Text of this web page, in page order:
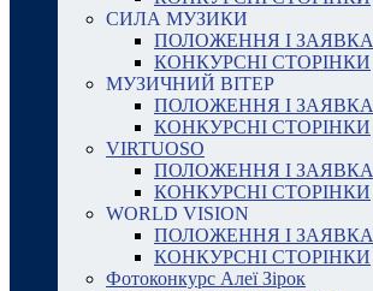
СИЛА МУЗИКИ
ПОЛОЖЕННЯ І ЗАЯВКА
КОНКУРСНІ СТОРІНКИ
МУЗИЧНИЙ ВІТЕР
ПОЛОЖЕННЯ І ЗАЯВКА
КОНКУРСНІ СТОРІНКИ
VIRTUOSO
ПОЛОЖЕННЯ І ЗАЯВКА
КОНКУРСНІ СТОРІНКИ
WORLD VISION
ПОЛОЖЕННЯ І ЗАЯВКА
КОНКУРСНІ СТОРІНКИ
Фотоконкурс Алеї Зірок